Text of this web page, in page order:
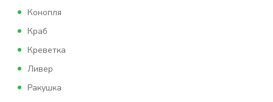
Конопля
Краб
Креветка
Ливер
Ракушка